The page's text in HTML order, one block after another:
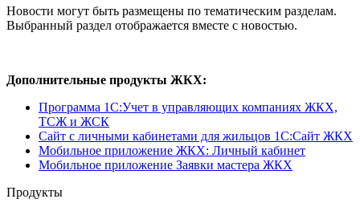
Новости могут быть размещены по тематическим разделам.
Выбранный раздел отображается вместе с новостью.
Дополнительные продукты ЖКХ:
Программа 1C:Учет в управляющих компаниях ЖКХ,
ТСЖ и ЖСК
Сайт с личными кабинетами для жильцов 1С:Сайт ЖКХ
Мобильное приложение ЖКХ: Личный кабинет
Мобильное приложение Заявки мастера ЖКХ
Продукты